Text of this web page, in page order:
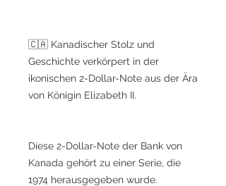
🇨🇦 Kanadischer Stolz und
Geschichte verkörpert in der
ikonischen 2-Dollar-Note aus der Ära
von Königin Elizabeth II.
Diese 2-Dollar-Note der Bank von
Kanada gehört zu einer Serie, die
1974 herausgegeben wurde.